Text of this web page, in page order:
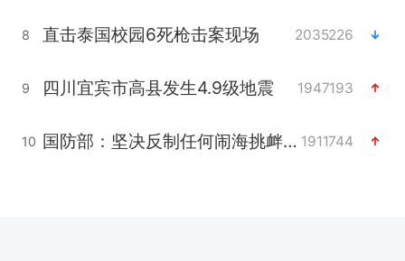
8 直击泰国校园6死枪击案现场 2035226
9 四川宜宾市高县发生4.9级地震 1947193
10 国防部：坚决反制任何闹海挑衅图谋 1911744